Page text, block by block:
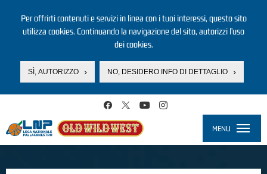
Per offrirti contenuti e servizi in linea con i tuoi interessi, questo sito
utilizza cookies. Continuando la navigazione del sito, autorizzi l’uso
dei cookies.
SÌ, AUTORIZZO NO, DESIDERO INFO DI DETTAGLIO
MENU